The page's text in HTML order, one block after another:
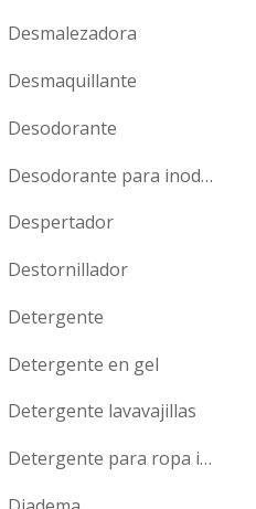
Desmalezadora
Desmaquillante
Desodorante
Desodorante para inodoro
Despertador
Destornillador
Detergente
Detergente en gel
Detergente lavavajillas
Detergente para ropa infantil